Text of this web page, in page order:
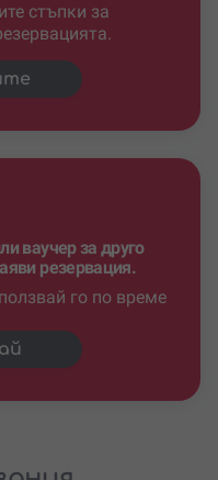
стъпки за
ваучер за друго
резервация.
го по време